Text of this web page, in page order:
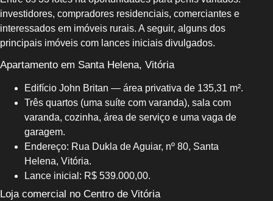
investidores, compradores residenciais, comerciantes e
interessados em imóveis rurais. A seguir, alguns dos
principais imóveis com lances iniciais divulgados.
Apartamento em Santa Helena, Vitória
Edifício John Britan — área privativa de 135,31 m².
Três quartos (uma suíte com varanda), sala com
varanda, cozinha, área de serviço e uma vaga de
garagem.
Endereço: Rua Dukla de Aguiar, nº 80, Santa
Helena, Vitória.
Lance inicial: R$ 539.000,00.
Loja comercial no Centro de Vitória